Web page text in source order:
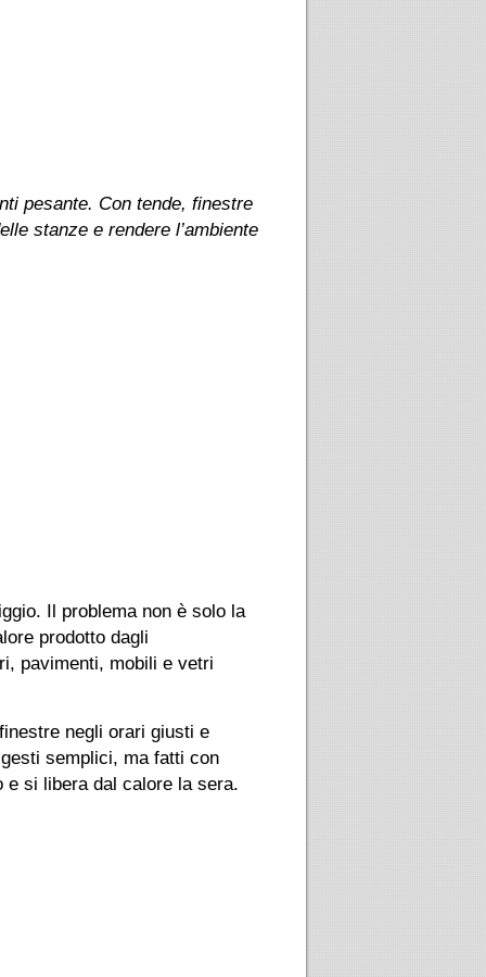
pesante. Con tende, finestre
stanze e rendere l’ambiente
Il problema non è solo la
prodotto dagli
pavimenti, mobili e vetri
negli orari giusti e
semplici, ma fatti con
e si libera dal calore la sera.